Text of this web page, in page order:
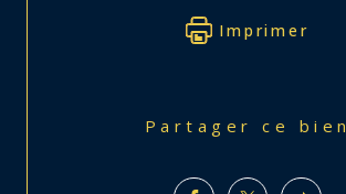
Imprimer
Partager ce bien